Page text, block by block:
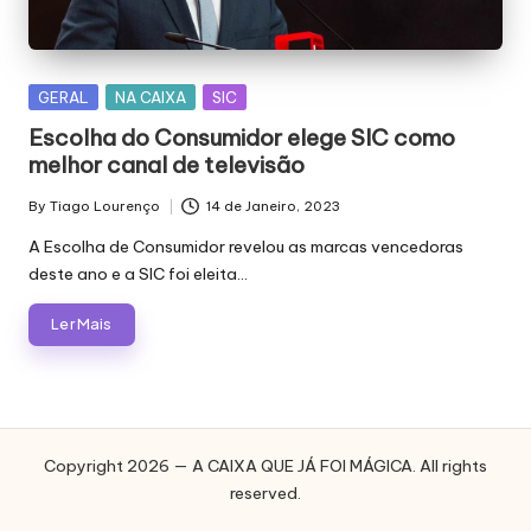
J
Á
F
O
I
M
Á
G
C
A
Posted
GERAL NA CAIXA SIC
Escolha do Consumidor elege SIC como
melhor canal de televisão
Posted
by
By Tiago Lourenço 14 de Janeiro, 2023
A Escolha de Consumidor revelou as marcas vencedoras
deste ano e a SIC foi eleita…
Ler Mais
Copyright 2026 — A CAIXA QUE JÁ FOI MÁGICA. All rights
reserved.